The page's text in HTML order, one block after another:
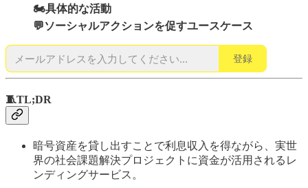
🏍️具体的な活動
💬ソーシャルアクションを促すユースケース
登録
🧵TL;DR
暗号資産を貸し出すことで利息収入を得ながら、実世
界の社会課題解決プロジェクトに資金が活用されるレ
ンディングサービス。